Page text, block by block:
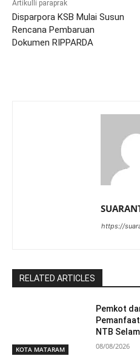
Artikulli paraprak
Disparpora KSB Mulai Susun
Rencana Pembaruan
Dokumen RIPPARDA
https://
RELATED ARTICLES
KOTA MATARAM
Pemkot
NTB
08/08/2026